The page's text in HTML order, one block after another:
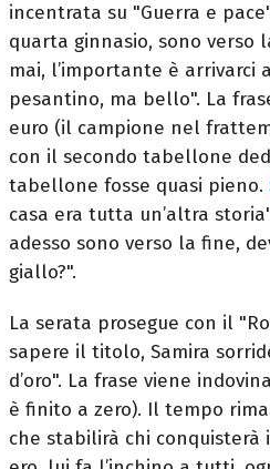
incentrata su "Guerra e
quarta ginnasio, sono verso
mai, l’importante è arrivarci
pesantino, ma bello". La
euro (il campione nel
con il secondo tabellone
tabellone fosse quasi pieno.
casa era tutta un’altra
adesso sono verso la fine,
giallo?".
La serata prosegue con il
sapere il titolo, Samira
d’oro". La frase viene
è finito a zero). Il tempo
che stabilirà chi